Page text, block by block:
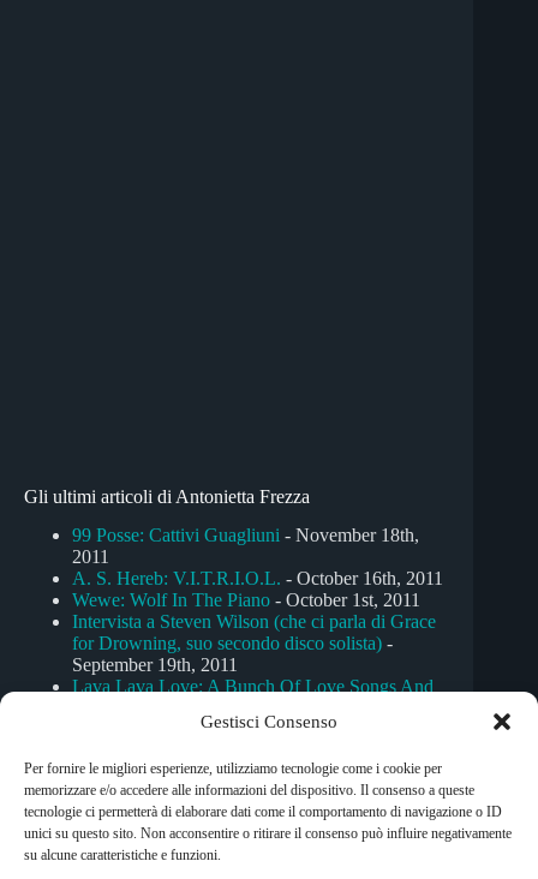
Gestisci Consenso
Per fornire le migliori esperienze, utilizziamo tecnologie come i cookie per
memorizzare e/o accedere alle informazioni del dispositivo. Il consenso a queste
tecnologie ci permetterà di elaborare dati come il comportamento di navigazione o ID
unici su questo sito. Non acconsentire o ritirare il consenso può influire negativamente
su alcune caratteristiche e funzioni.
Gli ultimi articoli di Antonietta Frezza
99 Posse: Cattivi Guagliuni - November 18th,
2011
A. S. Hereb: V.I.T.R.I.O.L. - October 16th, 2011
Wewe: Wolf In The Piano - October 1st, 2011
Intervista a Steven Wilson (che ci parla di Grace
for Drowning, suo secondo disco solista) -
September 19th, 2011
Lava Lava Love: A Bunch Of Love Songs And
Condivi sui social network:
Fa
ce
T
wi
M
es
Te
le
W
ha
G
m
C
on